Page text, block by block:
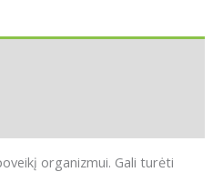
organizmui. Gali turėti